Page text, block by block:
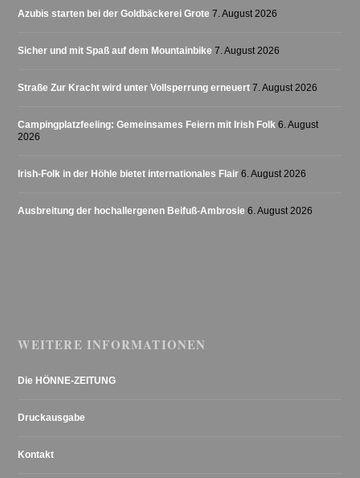
Azubis starten bei der Goldbäckerei Grote 7. August 2026
Sicher und mit Spaß auf dem Mountainbike 7. August 2026
Straße Zur Kracht wird unter Vollsperrung erneuert 7. August 2026
Campingplatzfeeling: Gemeinsames Feiern mit Irish Folk 6. August
2026
Irish-Folk in der Höhle bietet internationales Flair 6. August 2026
Ausbreitung der hochallergenen Beifuß-Ambrosie 6. August 2026
WEITERE INFORMATIONEN
Die HÖNNE-ZEITUNG
Druckausgabe
Kontakt